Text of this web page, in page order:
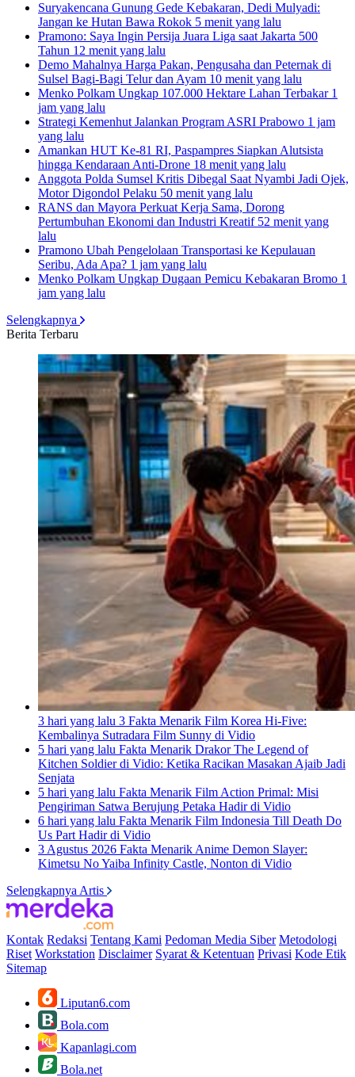
Suryakencana Gunung Gede Kebakaran, Dedi Mulyadi:
Jangan ke Hutan Bawa Rokok 5 menit yang lalu
Pramono: Saya Ingin Persija Juara Liga saat Jakarta 500
Tahun 12 menit yang lalu
Demo Mahalnya Harga Pakan, Pengusaha dan Peternak di
Sulsel Bagi-Bagi Telur dan Ayam 10 menit yang lalu
Menko Polkam Ungkap 107.000 Hektare Lahan Terbakar 1
jam yang lalu
Strategi Kemenhut Jalankan Program ASRI Prabowo 1 jam
yang lalu
Amankan HUT Ke-81 RI, Paspampres Siapkan Alutsista
hingga Kendaraan Anti-Drone 18 menit yang lalu
Anggota Polda Sumsel Kritis Dibegal Saat Nyambi Jadi Ojek,
Motor Digondol Pelaku 50 menit yang lalu
RANS dan Mayora Perkuat Kerja Sama, Dorong
Pertumbuhan Ekonomi dan Industri Kreatif 52 menit yang
lalu
Pramono Ubah Pengelolaan Transportasi ke Kepulauan
Seribu, Ada Apa? 1 jam yang lalu
Menko Polkam Ungkap Dugaan Pemicu Kebakaran Bromo 1
jam yang lalu
Selengkapnya
Berita Terbaru
3 hari yang lalu 3 Fakta Menarik Film Korea Hi-Five:
Kembalinya Sutradara Film Sunny di Vidio
5 hari yang lalu Fakta Menarik Drakor The Legend of
Kitchen Soldier di Vidio: Ketika Racikan Masakan Ajaib Jadi
Senjata
5 hari yang lalu Fakta Menarik Film Action Primal: Misi
Pengiriman Satwa Berujung Petaka Hadir di Vidio
6 hari yang lalu Fakta Menarik Film Indonesia Till Death Do
Us Part Hadir di Vidio
3 Agustus 2026 Fakta Menarik Anime Demon Slayer:
Kimetsu No Yaiba Infinity Castle, Nonton di Vidio
Selengkapnya Artis
Kontak Redaksi Tentang Kami Pedoman Media Siber Metodologi
Riset Workstation Disclaimer Syarat & Ketentuan Privasi Kode Etik
Sitemap
Liputan6.com
Bola.com
Kapanlagi.com
Bola.net